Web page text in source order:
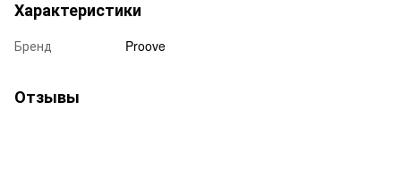
Характеристики
Бренд Proove
Отзывы